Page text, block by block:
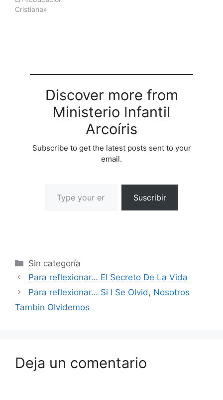
Cristiana»
Discover more from
Ministerio Infantil
Arcoíris
Subscribe to get the latest posts sent to your
email.
Suscribir
Sin categoría
Para reflexionar… El Secreto De La Vida
Para reflexionar… Si l Se Olvid, Nosotros
Tambin Olvidemos
Deja un comentario